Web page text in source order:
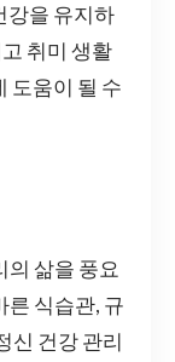
강을 유지하
취미 생활
도움이 될 수
의 삶을 풍요
른 식습관, 규
신 건강 관리